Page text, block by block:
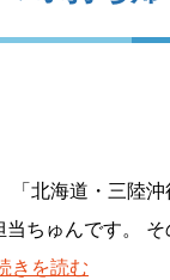
「北海道・三陸
当ちゅんです。
きを読む